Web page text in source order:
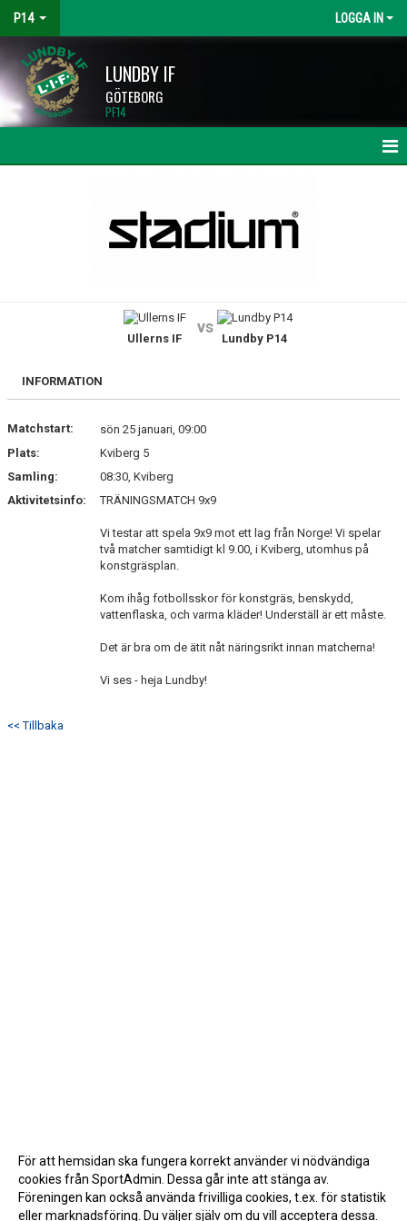
P14 LOGGA IN
LUNDBY IF
GÖTEBORG
PF14
BILDGALLERI
KONTAKT
Ullerns IF
vs
Lundby P14
INFORMATION
Matchstart:
sön 25 januari, 09:00
Plats:
Kviberg 5
Samling:
08:30, Kviberg
Aktivitetsinfo:
TRÄNINGSMATCH 9x9
Vi testar att spela 9x9 mot ett lag från Norge! Vi spelar
två matcher samtidigt kl 9.00, i Kviberg, utomhus på
konstgräsplan.
Kom ihåg fotbollsskor för konstgräs, benskydd,
vattenflaska, och varma kläder! Underställ är ett måste.
Det är bra om de ätit nåt näringsrikt innan matcherna!
Vi ses - heja Lundby!
<< Tillbaka
För att hemsidan ska fungera korrekt använder vi nödvändiga
cookies från SportAdmin. Dessa går inte att stänga av.
Föreningen kan också använda frivilliga cookies, t.ex. för statistik
eller marknadsföring. Du väljer själv om du vill acceptera dessa.